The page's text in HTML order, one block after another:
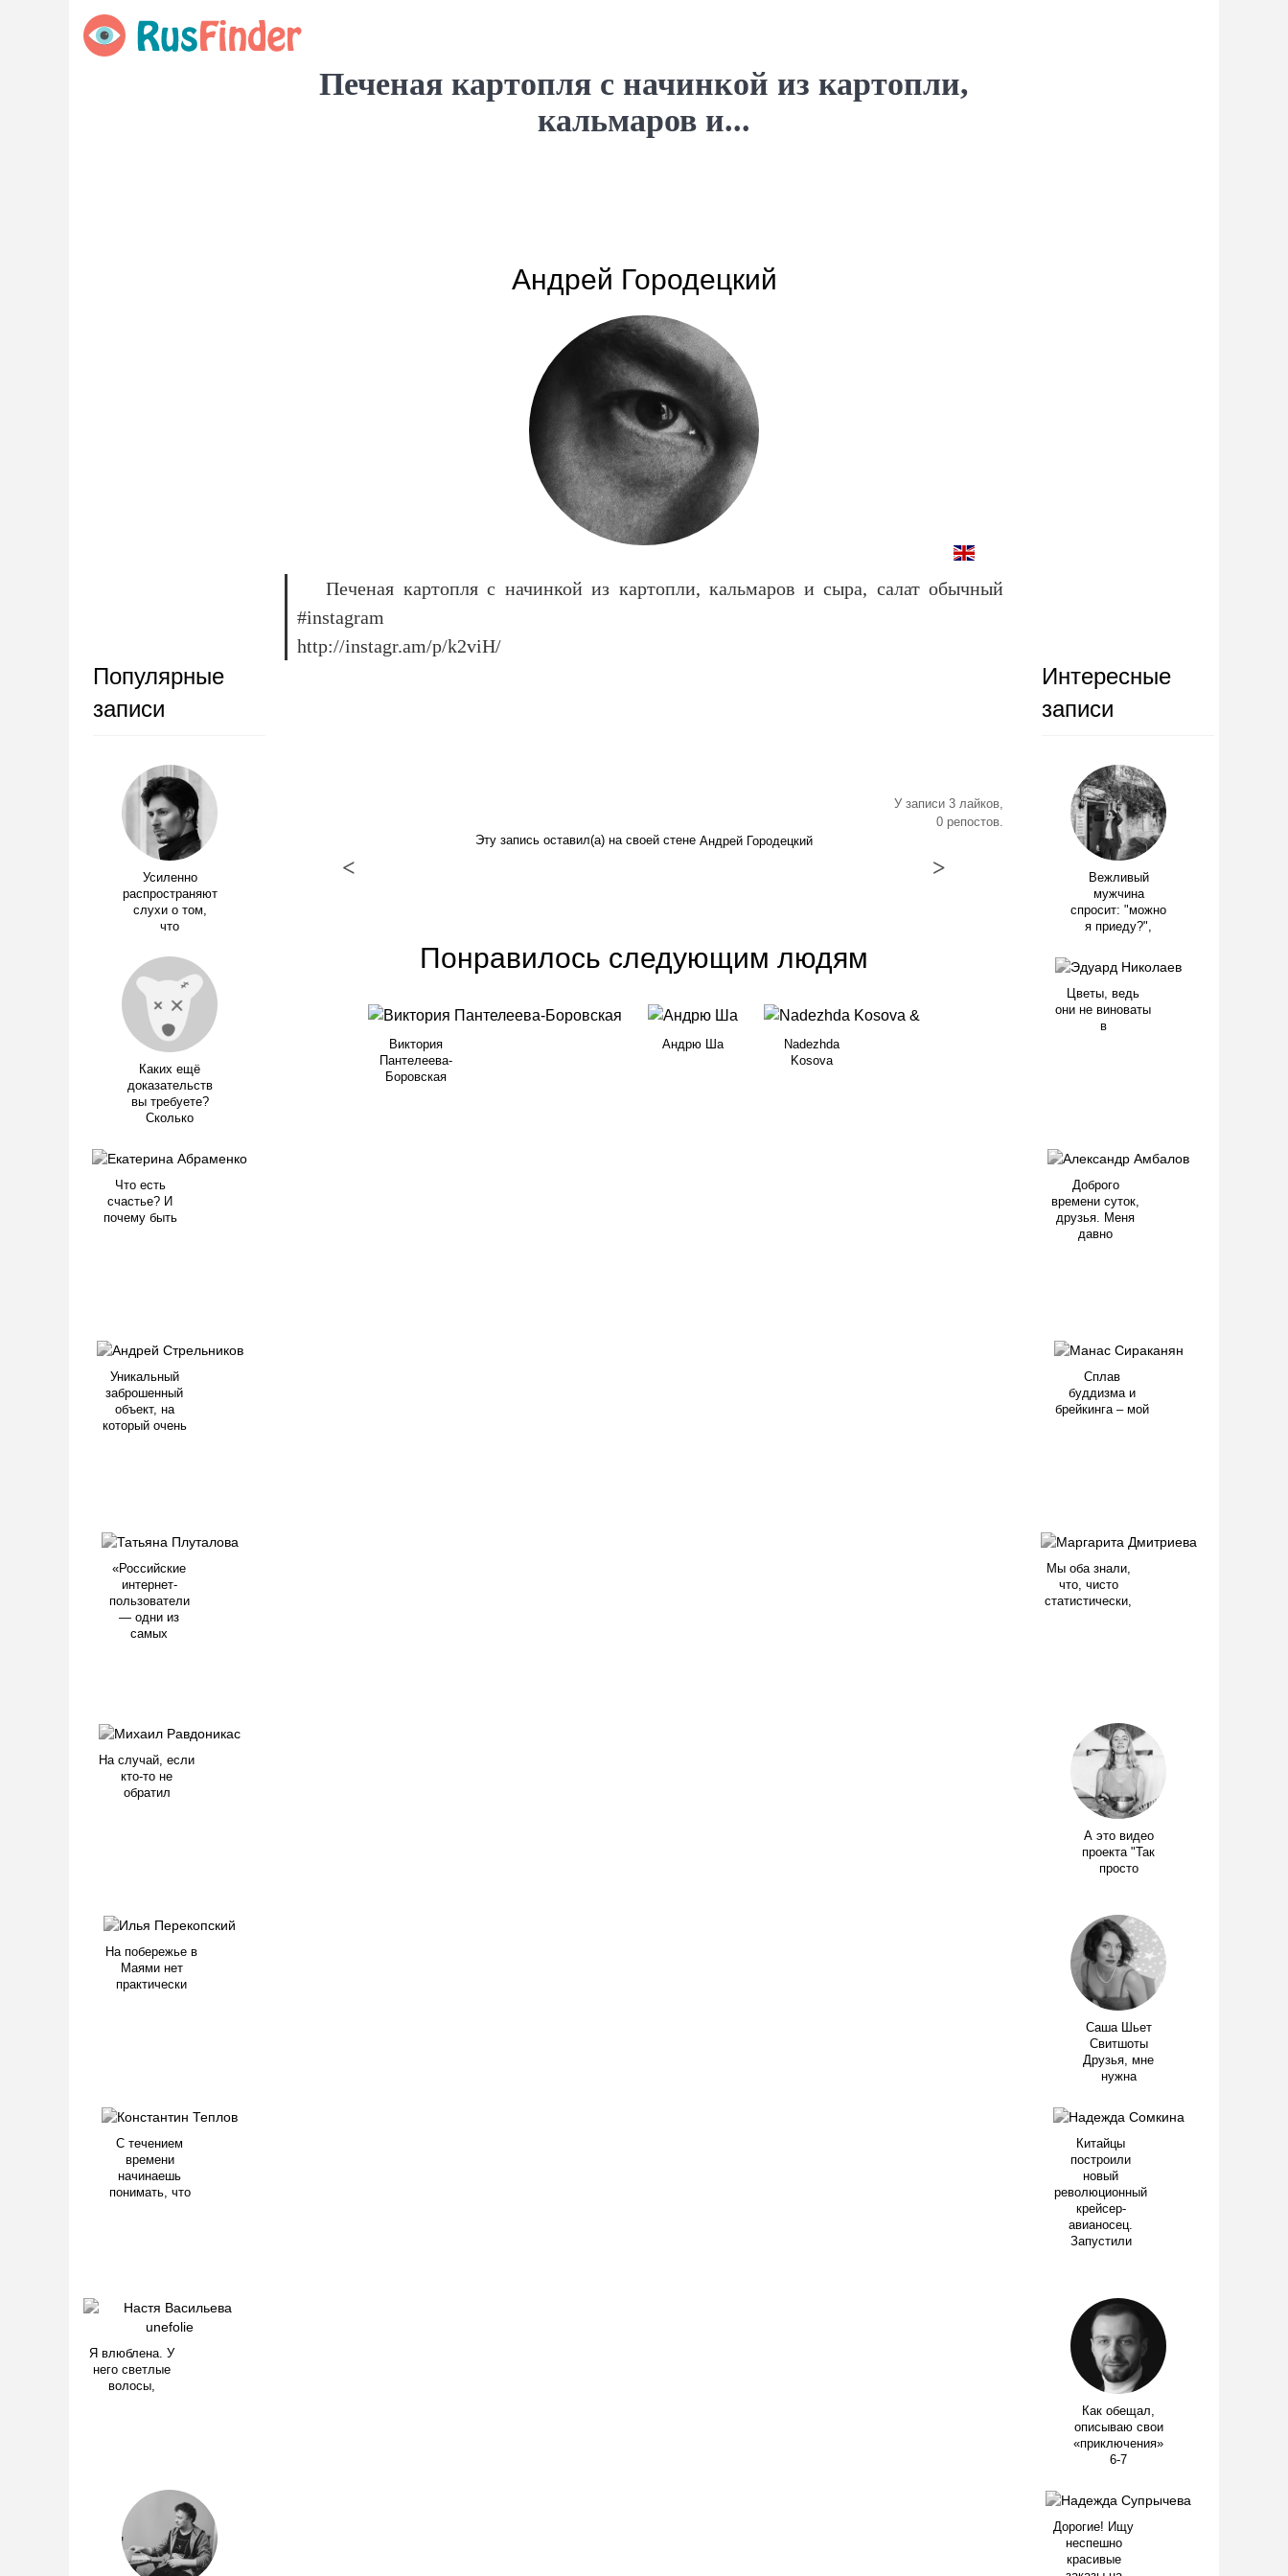
Печеная картопля с начинкой из картопли,
кальмаров и...
Андрей Городецкий
Печеная картопля с начинкой из картопли, кальмаров и сыра, салат обычный
#instagram
http://instagr.am/p/k2viH/
У записи 3 лайков,
0 репостов.
Эту запись оставил(а) на своей стене Андрей Городецкий
< >
Понравилось следующим людям
Виктория
Пантелеева-
Боровская
Андрю Ша
Nadezhda
Kosova
Популярные
записи
Усиленно
распространяют
слухи о том,
что
Каких ещё
доказательств
вы требуете?
Сколько
Что есть
счастье? И
почему быть
Уникальный
заброшенный
объект, на
который очень
«Российские
интернет-
пользователи
— одни из
самых
На случай, если
кто-то не
обратил
На побережье в
Маями нет
практически
С течением
времени
начинаешь
понимать, что
Я влюблена. У
него светлые
волосы,
Интересные
записи
Вежливый
мужчина
спросит: "можно
я приеду?",
Цветы, ведь
они не виноваты
в
Доброго
времени суток,
друзья. Меня
давно
Сплав
буддизма и
брейкинга – мой
Мы оба знали,
что, чисто
статистически,
А это видео
проекта "Так
просто
Саша Шьет
Свитшоты
Друзья, мне
нужна
Китайцы
построили
новый
революционный
крейсер-
авианосец.
Запустили
Как обещал,
описываю свои
«приключения»
6-7
Дорогие! Ищу
неспешно
красивые